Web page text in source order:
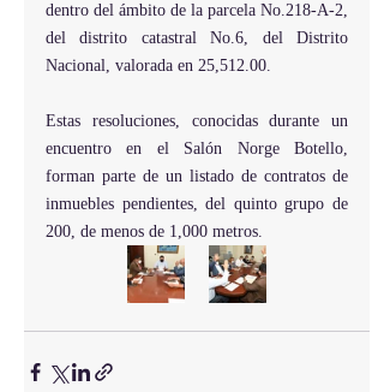
dentro del ámbito de la parcela No.218-A-2,
del distrito catastral No.6, del Distrito
Nacional, valorada en 25,512.00.
Estas resoluciones, conocidas durante un
encuentro en el Salón Norge Botello,
forman parte de un listado de contratos de
inmuebles pendientes, del quinto grupo de
200, de menos de 1,000 metros.